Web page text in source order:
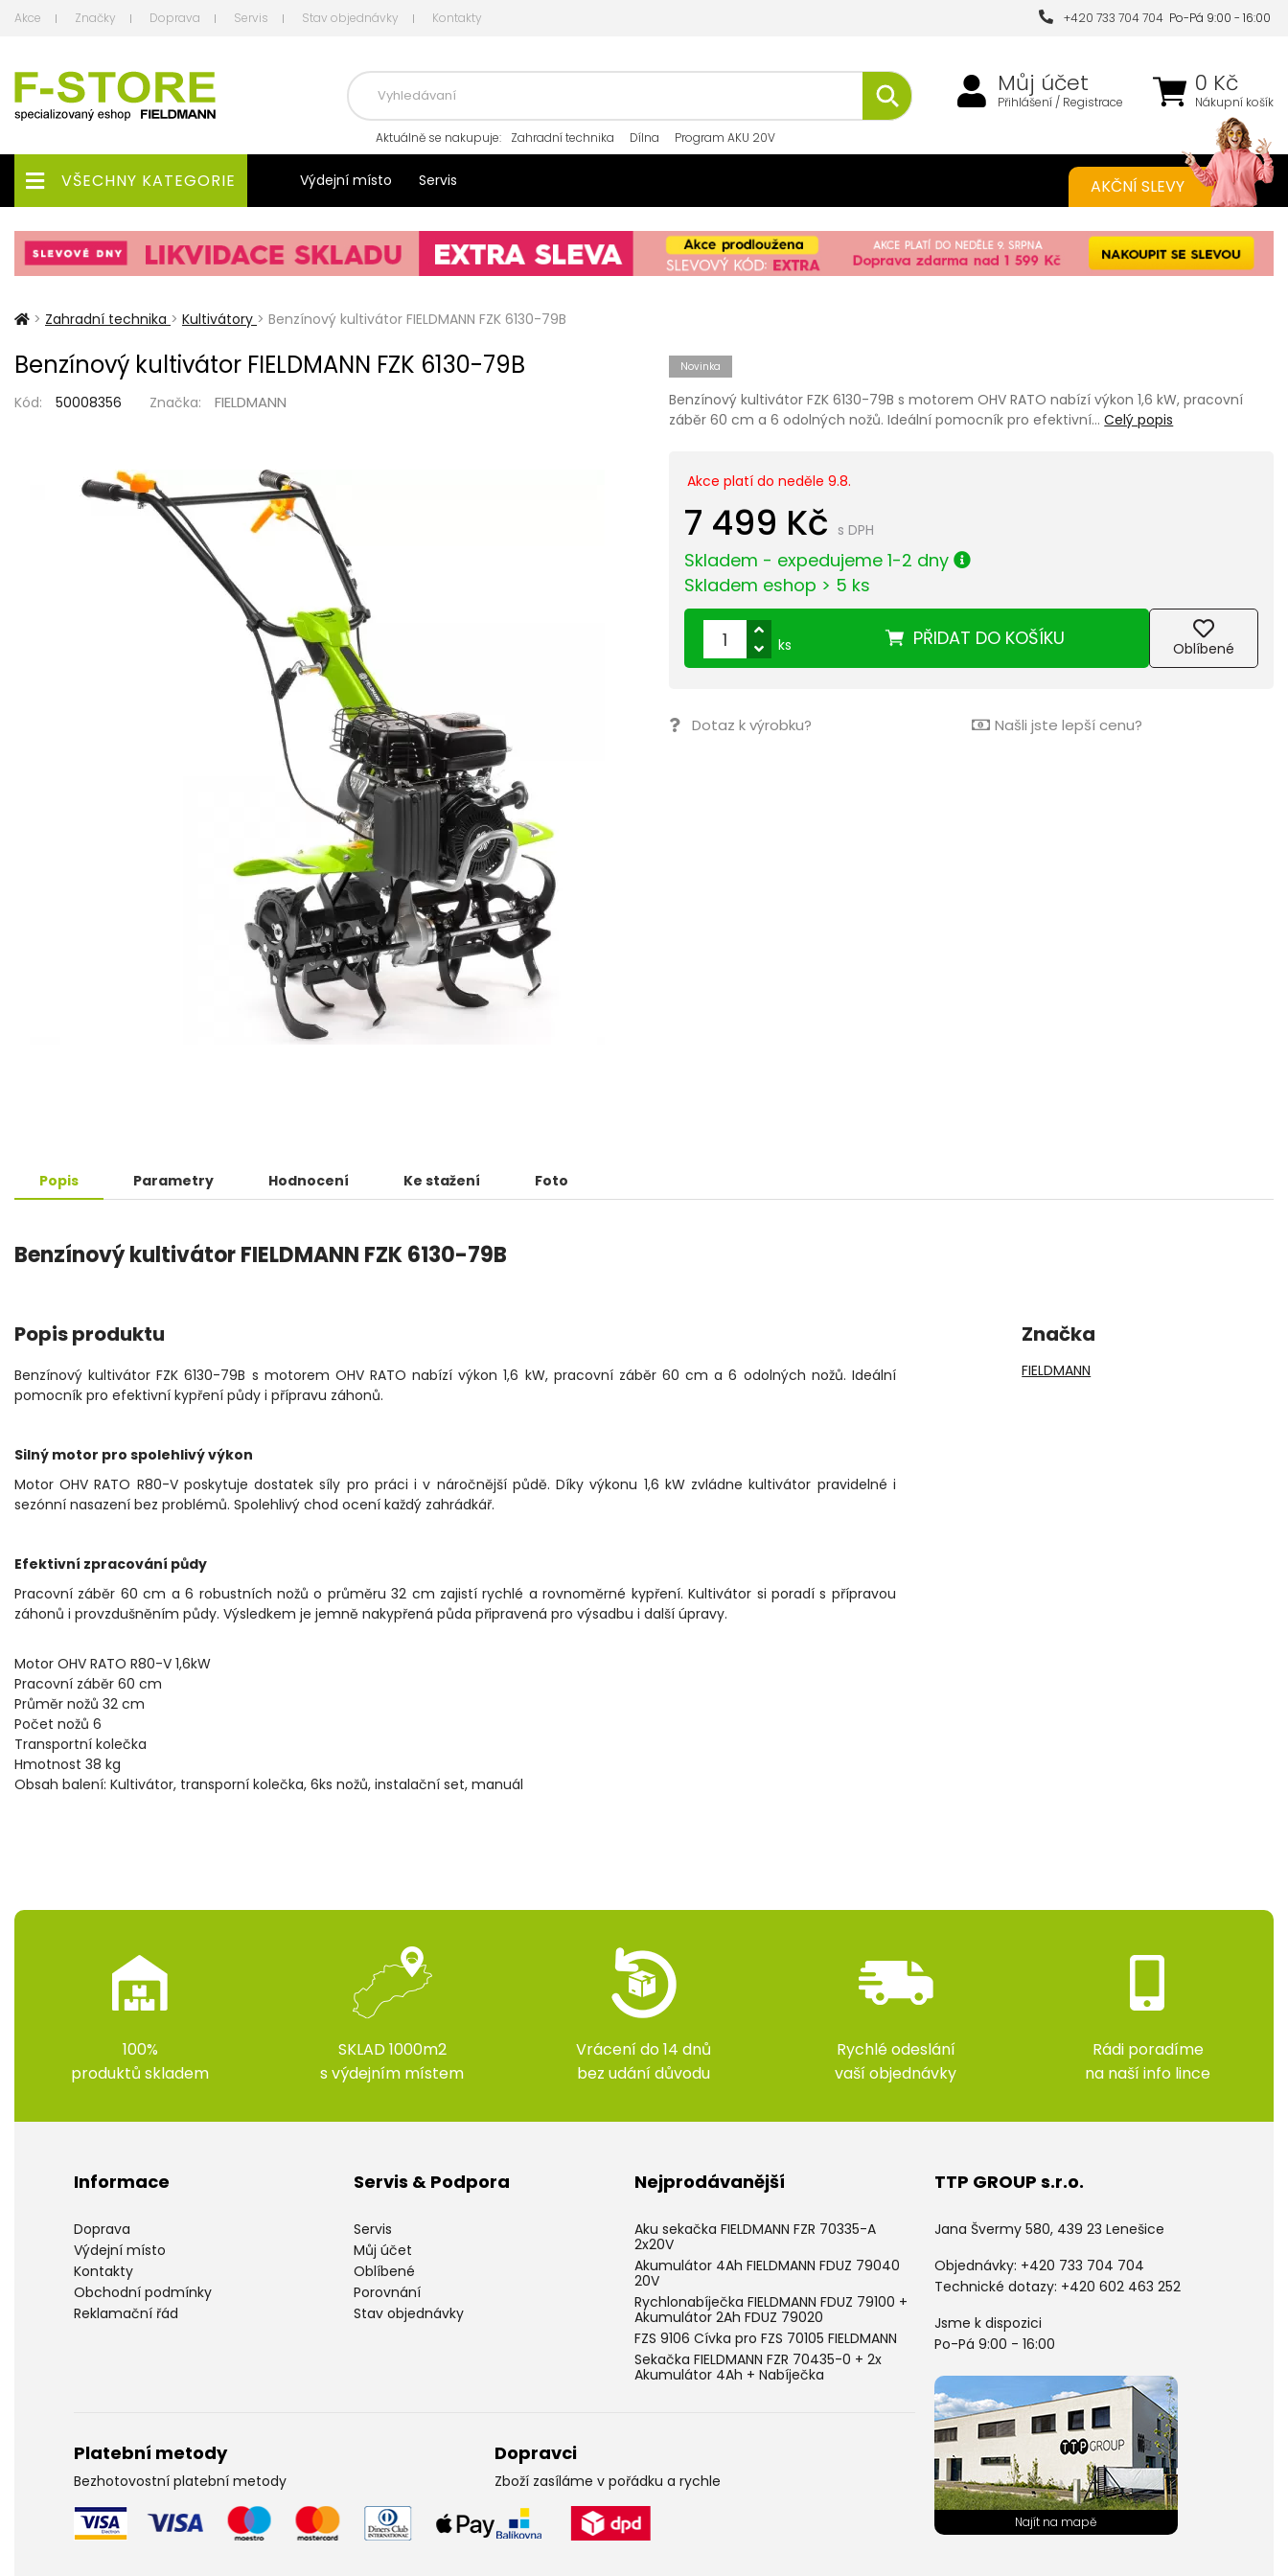
Akce Značky Doprava Servis Stav objednávky Kontakty +420 733 704 704 Po-Pá 9:00 - 16:00
0 Kč
Nákupní košík
Můj účet
Přihlášení / Registrace
Aktuálně se nakupuje: Zahradní technika Dílna Program AKU 20V
VŠECHNY KATEGORIE Výdejní místo Servis AKČNÍ SLEVY
> Zahradní technika > Kultivátory > Benzínový kultivátor FIELDMANN FZK 6130-79B
Benzínový kultivátor FIELDMANN FZK 6130-79B
Kód: 50008356 Značka: FIELDMANN
Novinka
Benzínový kultivátor FZK 6130-79B s motorem OHV RATO nabízí výkon 1,6 kW, pracovní
záběr 60 cm a 6 odolných nožů. Ideální pomocník pro efektivní…Celý popis
Akce platí do neděle 9.8.
7 499 Kč s DPH
Skladem - expedujeme 1-2 dny
Skladem eshop > 5 ks
PŘIDAT DO KOŠÍKU
ks Oblíbené
Dotaz k výrobku? Našli jste lepší cenu?
Popis Parametry Hodnocení Ke stažení Foto
Benzínový kultivátor FIELDMANN FZK 6130-79B
Popis produktu
Benzínový kultivátor FZK 6130-79B s motorem OHV RATO nabízí výkon 1,6 kW, pracovní záběr 60 cm a 6 odolných nožů. Ideální
pomocník pro efektivní kypření půdy i přípravu záhonů.
Silný motor pro spolehlivý výkon
Motor OHV RATO R80-V poskytuje dostatek síly pro práci i v náročnější půdě. Díky výkonu 1,6 kW zvládne kultivátor pravidelné i
sezónní nasazení bez problémů. Spolehlivý chod ocení každý zahrádkář.
Efektivní zpracování půdy
Pracovní záběr 60 cm a 6 robustních nožů o průměru 32 cm zajistí rychlé a rovnoměrné kypření. Kultivátor si poradí s přípravou
záhonů i provzdušněním půdy. Výsledkem je jemně nakypřená půda připravená pro výsadbu i další úpravy.
Motor OHV RATO R80-V 1,6kW
Pracovní záběr 60 cm
Průměr nožů 32 cm
Počet nožů 6
Transportní kolečka
Hmotnost 38 kg
Obsah balení: Kultivátor, transporní kolečka, 6ks nožů, instalační set, manuál
Značka
FIELDMANN
100%
produktů skladem
SKLAD 1000m2
s výdejním místem
Vrácení do 14 dnů
bez udání důvodu
Rychlé odeslání
vaší objednávky
Rádi poradíme
na naší info lince
Informace
Doprava
Výdejní místo
Kontakty
Obchodní podmínky
Reklamační řád
Servis & Podpora
Servis
Můj účet
Oblíbené
Porovnání
Stav objednávky
Nejprodávanější
Aku sekačka FIELDMANN FZR 70335-A
2x20V
Akumulátor 4Ah FIELDMANN FDUZ 79040
20V
Rychlonabíječka FIELDMANN FDUZ 79100 +
Akumulátor 2Ah FDUZ 79020
FZS 9106 Cívka pro FZS 70105 FIELDMANN
Sekačka FIELDMANN FZR 70435-0 + 2x
Akumulátor 4Ah + Nabíječka
Platební metody
Bezhotovostní platební metody
Dopravci
Zboží zasíláme v pořádku a rychle
TTP GROUP s.r.o.
Jana Švermy 580, 439 23 Lenešice
Objednávky: +420 733 704 704
Technické dotazy: +420 602 463 252
Jsme k dispozici
Po-Pá 9:00 - 16:00